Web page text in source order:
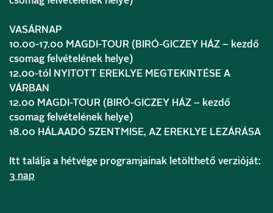
VASÁRNAP
10.00-17.00 MAGDI-TOUR (BIRÓ-GICZEY HÁZ – kezdő
csomag felvételének helye)
12.00-tól NYITOTT EREKLYE MEGTEKINTÉSE A
VÁRBAN
12.00 MAGDI-TOUR (BIRÓ-GICZEY HÁZ – kezdő
csomag felvételének helye)
18.00 HÁLAADÓ SZENTMISE, AZ EREKLYE LEZÁRÁSA
Itt találja a hétvége programjainak letölthető verzióját:
3 nap